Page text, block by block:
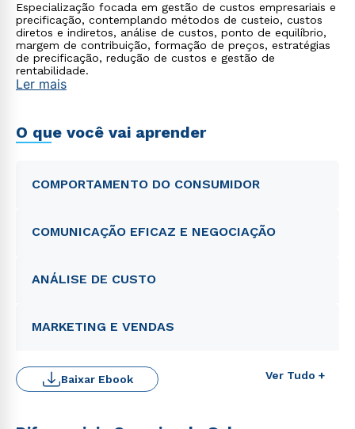
Especialização focada em gestão de custos empresariais e
precificação, contemplando métodos de custeio, custos
diretos e indiretos, análise de custos, ponto de equilíbrio,
margem de contribuição, formação de preços, estratégias
de precificação, redução de custos e gestão de
rentabilidade.
Ler mais
O que você vai aprender
COMPORTAMENTO DO CONSUMIDOR
COMUNICAÇÃO EFICAZ E NEGOCIAÇÃO
ANÁLISE DE CUSTO
MARKETING E VENDAS
Ver Tudo +
Baixar Ebook